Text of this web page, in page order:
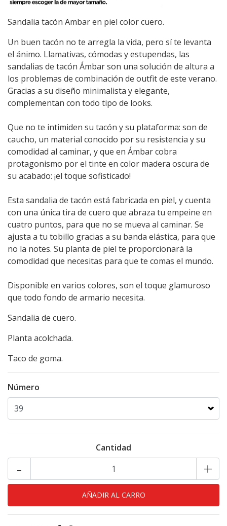
Sandalia tacón Ambar en piel color cuero.
Un buen tacón no te arregla la vida, pero sí te levanta
el ánimo. Llamativas, cómodas y estupendas, las
sandalias de tacón Ámbar son una solución de altura a
los problemas de combinación de outfit de este verano.
Gracias a su diseño minimalista y elegante,
complementan con todo tipo de looks.
Que no te intimiden su tacón y su plataforma: son de
caucho, un material conocido por su resistencia y su
comodidad al caminar, y que en Ámbar cobra
protagonismo por el tinte en color madera oscura de
su acabado: ¡el toque sofisticado!
Esta sandalia de tacón está fabricada en piel, y cuenta
con una única tira de cuero que abraza tu empeine en
cuatro puntos, para que no se mueva al caminar. Se
ajusta a tu tobillo gracias a su banda elástica, para que
no la notes. Su planta de piel te proporcionará la
comodidad que necesitas para que te comas el mundo.
Disponible en varios colores, son el toque glamuroso
que todo fondo de armario necesita.
Sandalia de cuero.
Planta acolchada.
Taco de goma.
Número
Cantidad
+
-